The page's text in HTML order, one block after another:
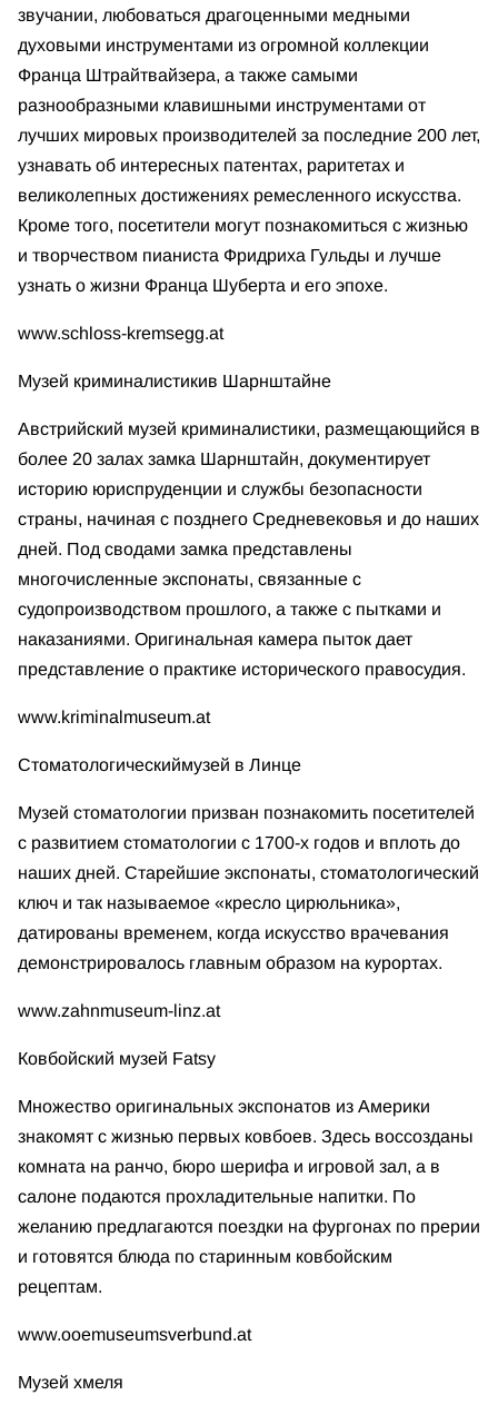
звучании, любоваться драгоценными медными
духовыми инструментами из огромной коллекции
Франца Штрайтвайзера, а также самыми
разнообразными клавишными инструментами от
лучших мировых производителей за последние 200 лет,
узнавать об интересных патентах, раритетах и
великолепных достижениях ремесленного искусства.
Кроме того, посетители могут познакомиться с жизнью
и творчеством пианиста Фридриха Гульды и лучше
узнать о жизни Франца Шуберта и его эпохе.
www.schloss-kremsegg.at
Музей криминалистикив Шарнштайне
Австрийский музей криминалистики, размещающийся в
более 20 залах замка Шарнштайн, документирует
историю юриспруденции и службы безопасности
страны, начиная с позднего Средневековья и до наших
дней. Под сводами замка представлены
многочисленные экспонаты, связанные с
судопроизводством прошлого, а также с пытками и
наказаниями. Оригинальная камера пыток дает
представление о практике исторического правосудия.
www.kriminalmuseum.at
Стоматологическиймузей в Линце
Музей стоматологии призван познакомить посетителей
с развитием стоматологии с 1700-х годов и вплоть до
наших дней. Старейшие экспонаты, стоматологический
ключ и так называемое «кресло цирюльника»,
датированы временем, когда искусство врачевания
демонстрировалось главным образом на курортах.
www.zahnmuseum-linz.at
Ковбойский музей Fatsy
Множество оригинальных экспонатов из Америки
знакомят с жизнью первых ковбоев. Здесь воссозданы
комната на ранчо, бюро шерифа и игровой зал, а в
салоне подаются прохладительные напитки. По
желанию предлагаются поездки на фургонах по прерии
и готовятся блюда по старинным ковбойским
рецептам.
www.ooemuseumsverbund.at
Музей хмеля